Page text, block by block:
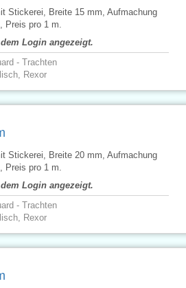
Stickerei, Breite 15 mm, Aufmachung
Preis pro 1 m.
Login angezeigt.
- Trachten
Rexor
Stickerei, Breite 20 mm, Aufmachung
Preis pro 1 m.
Login angezeigt.
- Trachten
Rexor